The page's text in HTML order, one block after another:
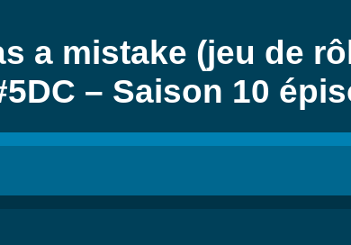
a mistake (jeu de
– Saison 10